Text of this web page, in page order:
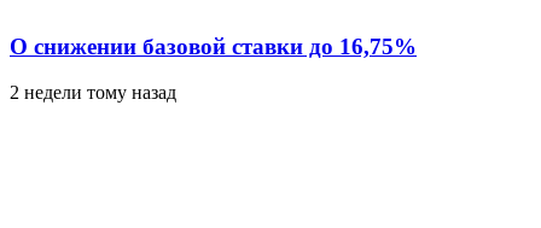
О снижении базовой ставки до 16,75%
2 недели тому назад